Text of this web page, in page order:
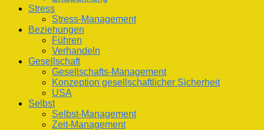
Stress
Stress-Management
Beziehungen
Führen
Verhandeln
Gesellschaft
Gesellschafts-Management
Konzeption gesellschaftlicher Sicherheit
USA
Selbst
Selbst-Management
Zeit-Management